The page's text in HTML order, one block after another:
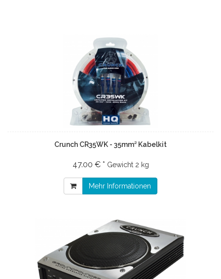
Crunch CR35WK - 35mm² Kabelkit
47.00 € * Gewicht 2 kg
Mehr Informationen